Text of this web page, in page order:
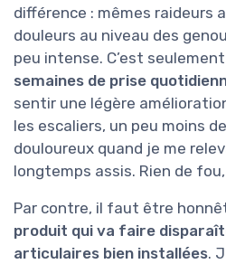
différence : mêmes raideurs
douleurs au niveau des
peu intense. C’est
semaines de prise
sentir une légère
les escaliers, un peu moins
douloureux quand je me
longtemps assis. Rien de
Par contre, il faut être
produit qui va faire
articulaires bien installées.